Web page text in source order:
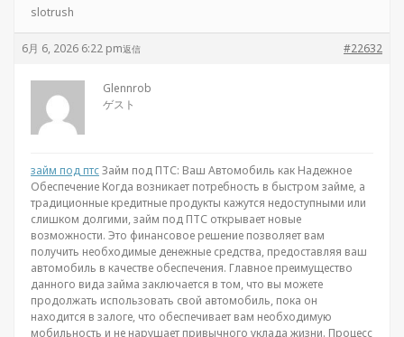
slotrush
6月 6, 2026 6:22 pm #22632
返信
Glennrob
ゲスト
займ под птсЗайм под ПТС: Ваш Автомобиль как Надежное
Обеспечение Когда возникает потребность в быстром займе, а
традиционные кредитные продукты кажутся недоступными или
слишком долгими, займ под ПТС открывает новые
возможности. Это финансовое решение позволяет вам
получить необходимые денежные средства, предоставляя ваш
автомобиль в качестве обеспечения. Главное преимущество
данного вида займа заключается в том, что вы можете
продолжать использовать свой автомобиль, пока он
находится в залоге, что обеспечивает вам необходимую
мобильность и не нарушает привычного уклада жизни. Процесс